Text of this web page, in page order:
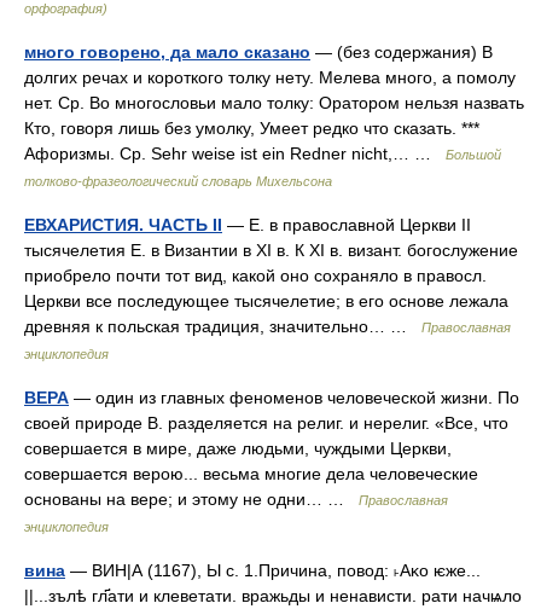
орфография)
много говорено, да мало сказано — (без содержания) В
долгих речах и короткого толку нету. Мелева много, а помолу
нет. Ср. Во многословьи мало толку: Оратором нельзя назвать
Кто, говоря лишь без умолку, Умеет редко что сказать. ***
Афоризмы. Ср. Sehr weise ist ein Redner nicht,… …
Большой
толково-фразеологический словарь Михельсона
ЕВХАРИСТИЯ. ЧАСТЬ II — Е. в православной Церкви II
тысячелетия Е. в Византии в XI в. К XI в. визант. богослужение
приобрело почти тот вид, какой оно сохраняло в правосл.
Церкви все последующее тысячелетие; в его основе лежала
древняя к польская традиция, значительно… …
Православная
энциклопедия
ВЕРА — один из главных феноменов человеческой жизни. По
своей природе В. разделяется на религ. и нерелиг. «Все, что
совершается в мире, даже людьми, чуждыми Церкви,
совершается верою... весьма многие дела человеческие
основаны на вере; и этому не одни… …
Православная
энциклопедия
вина — ВИН|А (1167), Ы с. 1.Причина, повод: ˫Аκο ѥже...
||...зълѣ гл҃ати и клеветати. вражьды и ненависти. рати начѩло